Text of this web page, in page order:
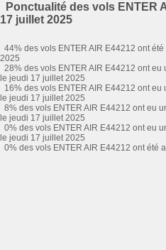
Ponctualité des vols ENTER
17 juillet 2025
44% des vols ENTER AIR E44212 ont
2025
28% des vols ENTER AIR E44212 ont
le jeudi 17 juillet 2025
16% des vols ENTER AIR E44212 ont
le jeudi 17 juillet 2025
8% des vols ENTER AIR E44212 ont eu
le jeudi 17 juillet 2025
0% des vols ENTER AIR E44212 ont eu
le jeudi 17 juillet 2025
0% des vols ENTER AIR E44212 ont été